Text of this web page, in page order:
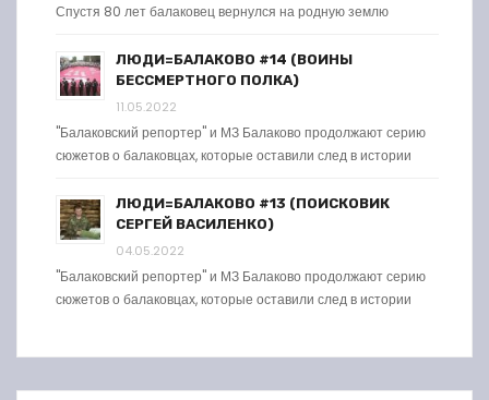
Спустя 80 лет балаковец вернулся на родную землю
ЛЮДИ=БАЛАКОВО #14 (ВОИНЫ
БЕССМЕРТНОГО ПОЛКА)
11.05.2022
"Балаковский репортер" и МЗ Балаково продолжают серию
сюжетов о балаковцах, которые оставили след в истории
ЛЮДИ=БАЛАКОВО #13 (ПОИСКОВИК
СЕРГЕЙ ВАСИЛЕНКО)
04.05.2022
"Балаковский репортер" и МЗ Балаково продолжают серию
сюжетов о балаковцах, которые оставили след в истории